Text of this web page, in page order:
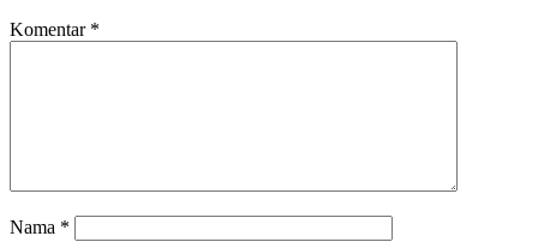
Komentar *
Nama *